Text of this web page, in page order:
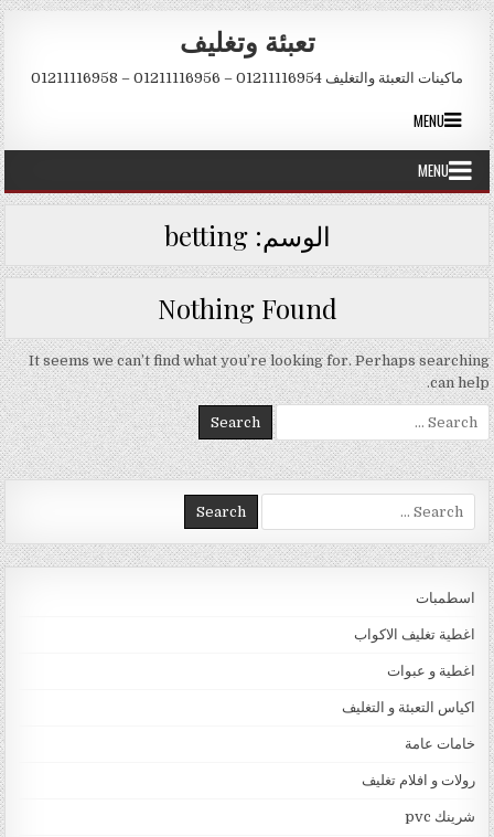
Skip to content
تعبئة وتغليف
ماكينات التعبئة والتغليف 01211116954 – 01211116956 – 01211116958
MENU
MENU
الوسم:betting
Nothing Found
It seems we can’t find what you’re looking for. Perhaps searching
can help.
Search for:
Search for:
اسطمبات
اغطية تغليف الاكواب
اغطية و عبوات
اكياس التعبئة و التغليف
خامات عامة
رولات و افلام تغليف
شرينك pvc